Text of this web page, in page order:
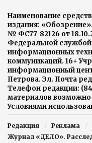
Наименование
издания:
№ ФС77-82126 от
Федеральной службой
информационных
коммуникаций. 16+
информационный
Петрова. Эл. Почта
Телефон редакции:
материалов возможно
Условиями
Редакция Реклама
Журнал «ДЕЛО».